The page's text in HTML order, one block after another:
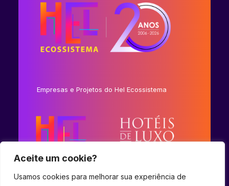
Aceite um cookie?
Usamos cookies para melhorar sua experiência de
Empresas e Projetos do Hel Ecossistema